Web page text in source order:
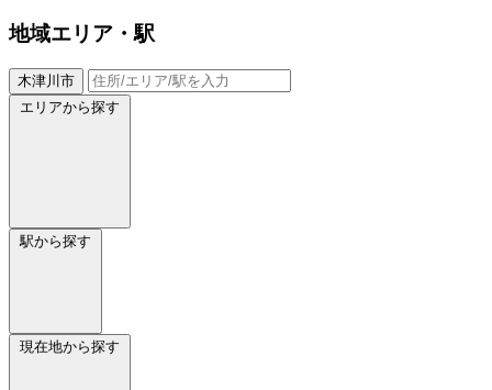
地域エリア・駅
木津川市
エリアから探す
駅から探す
現在地から探す